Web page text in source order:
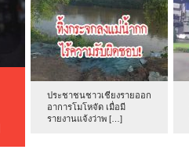
ประชาชนชาวเชียงรายออก
อาการโมโหจัด เมื่อมี
รายงานแจ้งว่าพ […]